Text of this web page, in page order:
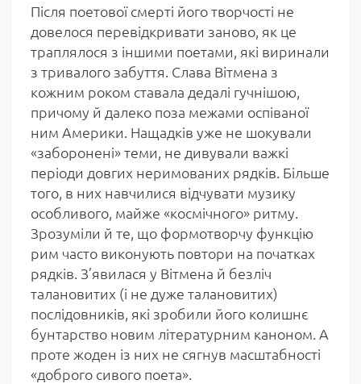
Після поетової смерті його творчості не
довелося перевідкривати заново, як це
траплялося з іншими поетами, які виринали
з тривалого забуття. Слава Вітмена з
кожним роком ставала дедалі гучнішою,
причому й далеко поза межами оспіваної
ним Америки. Нащадків уже не шокували
«заборонені» теми, не дивували важкі
періоди довгих неримованих рядків. Більше
того, в них навчилися відчувати музику
особливого, майже «космічного» ритму.
Зрозуміли й те, що формотворчу функцію
рим часто виконують повтори на початках
рядків. З’явилася у Вітмена й безліч
талановитих (і не дуже талановитих)
послідовників, які зробили його колишнє
бунтарство новим літературним каноном. А
проте жоден із них не сягнув масштабності
«доброго сивого поета».